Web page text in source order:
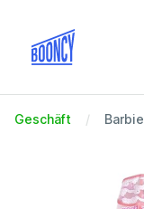
Geschäft Barbie